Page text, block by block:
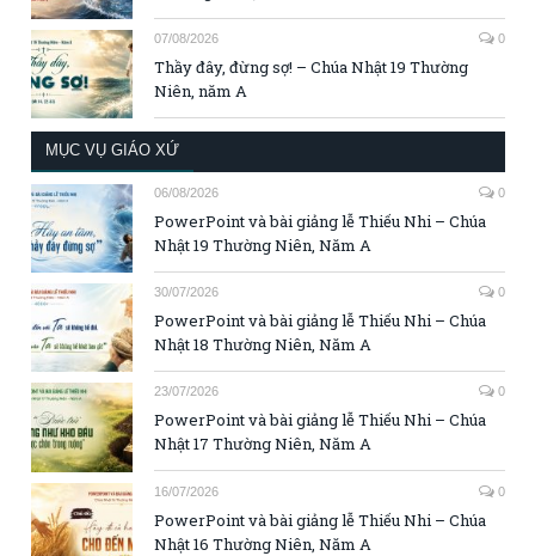
07/08/2026 0
Thầy đây, đừng sợ! – Chúa Nhật 19 Thường
Niên, năm A
MỤC VỤ GIÁO XỨ
06/08/2026 0
PowerPoint và bài giảng lễ Thiếu Nhi – Chúa
Nhật 19 Thường Niên, Năm A
30/07/2026 0
PowerPoint và bài giảng lễ Thiếu Nhi – Chúa
Nhật 18 Thường Niên, Năm A
23/07/2026 0
PowerPoint và bài giảng lễ Thiếu Nhi – Chúa
Nhật 17 Thường Niên, Năm A
16/07/2026 0
PowerPoint và bài giảng lễ Thiếu Nhi – Chúa
Nhật 16 Thường Niên, Năm A